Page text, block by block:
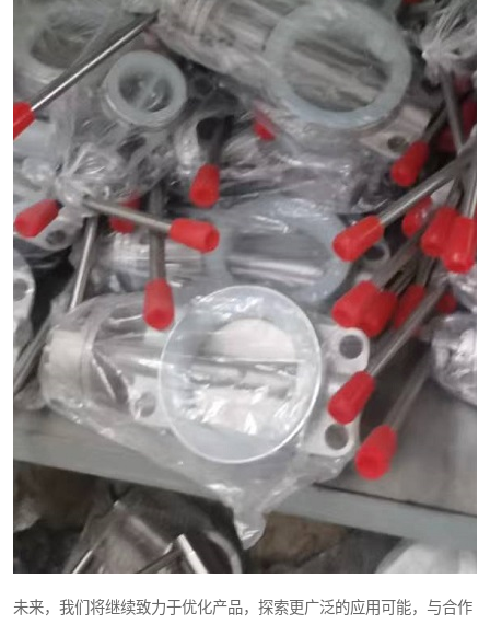
未来，我们将继续致力于优化产品，探索更广泛的应用可能，与合作